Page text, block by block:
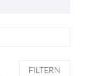
FILTERN